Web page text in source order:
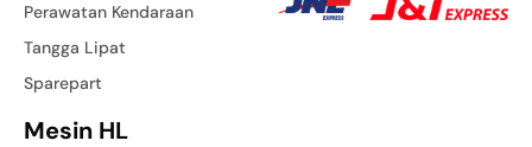
Perawatan Kendaraan
Tangga Lipat
Sparepart
Mesin HL